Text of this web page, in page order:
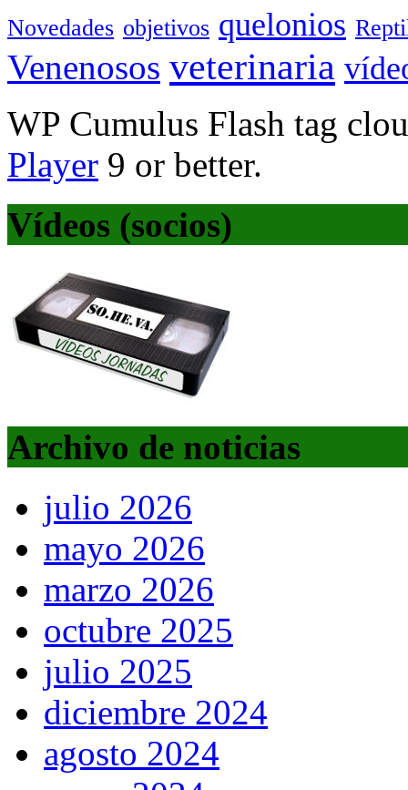
Novedades objetivos quelonios
Venenosos veterinaria
WP Cumulus Flash tag
Player 9 or better.
Vídeos (socios)
Archivo de noticias
julio 2026
mayo 2026
marzo 2026
octubre 2025
julio 2025
diciembre 2024
agosto 2024